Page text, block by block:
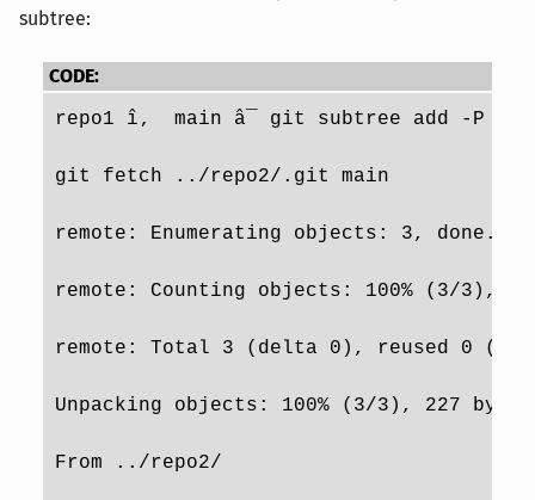
repo2 î‚  main â¯ cd ../repo1
subtree:
CODE:
repo1 î‚  main â¯ git subtree add -P
git fetch ../repo2/.git main
remote: Enumerating objects: 3, done.
remote: Counting objects: 100% (3/3),
remote: Total 3 (delta 0), reused 0
Unpacking objects: 100% (3/3), 227
From ../repo2/